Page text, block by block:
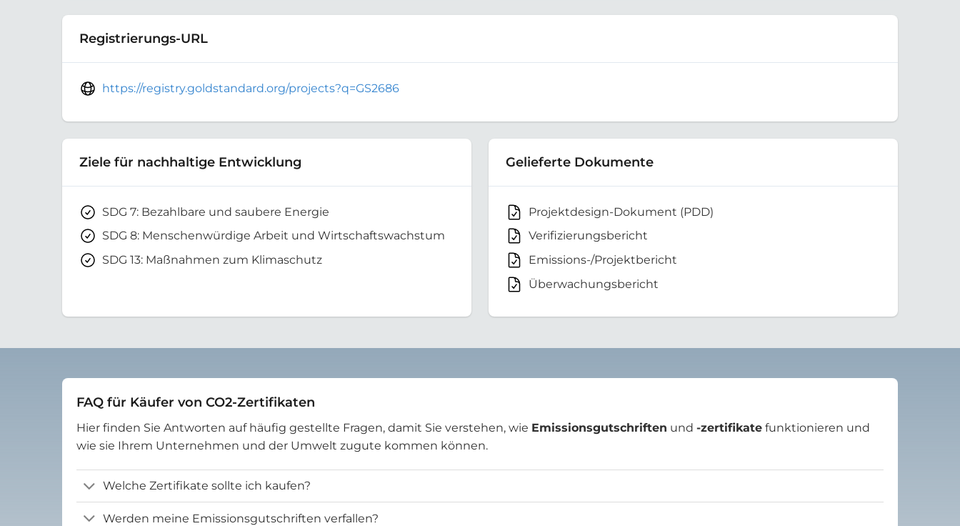
Registrierungs-URL
https://registry.goldstandard.org/projects?q=GS2686
Ziele für nachhaltige Entwicklung
SDG 7: Bezahlbare und saubere Energie
SDG 8: Menschenwürdige Arbeit und Wirtschaftswachstum
SDG 13: Maßnahmen zum Klimaschutz
Gelieferte Dokumente
Projektdesign-Dokument (PDD)
Verifizierungsbericht
Emissions-/Projektbericht
Überwachungsbericht
FAQ für Käufer von CO2-Zertifikaten
Hier finden Sie Antworten auf häufig gestellte Fragen, damit Sie verstehen, wie Emissionsgutschriften und -zertifikate funktionieren und
wie sie Ihrem Unternehmen und der Umwelt zugute kommen können.
Welche Zertifikate sollte ich kaufen?
Werden meine Emissionsgutschriften verfallen?